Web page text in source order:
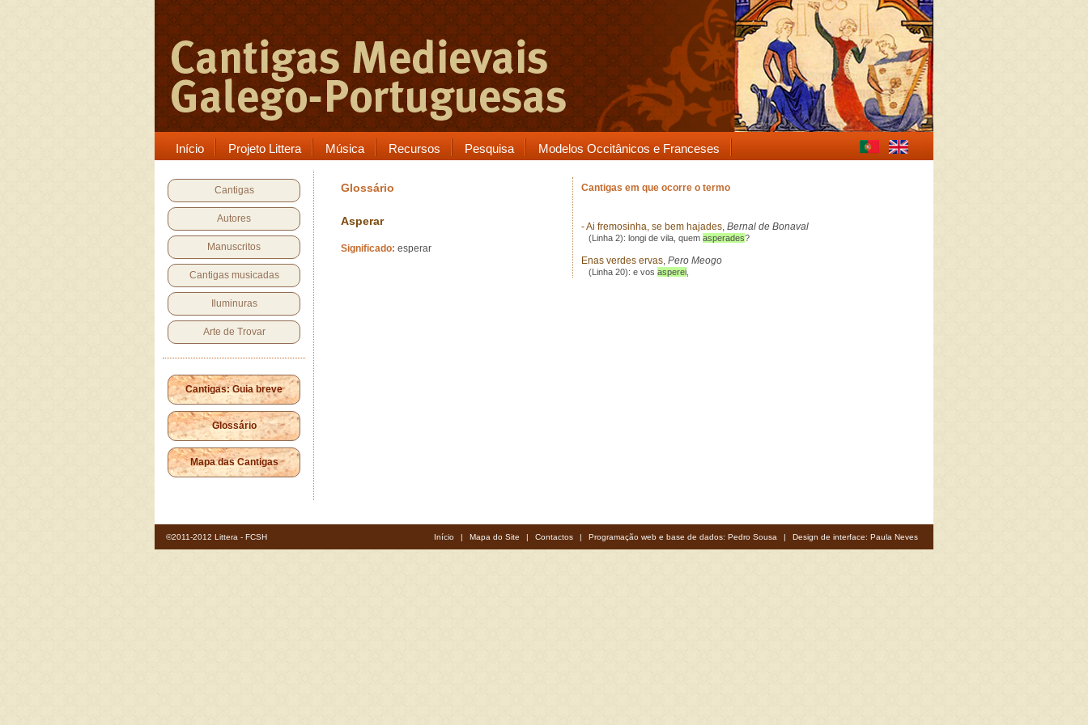
Início Projeto Littera Música Recursos Pesquisa Modelos Occitânicos e Franceses
Cantigas
Autores
Manuscritos
Cantigas musicadas
Iluminuras
Arte de Trovar
Cantigas: Guia breve
Glossário
Mapa das Cantigas
Glossário
Asperar
Significado: esperar
Cantigas em que ocorre o termo
- Ai fremosinha, se bem hajades, Bernal de Bonaval
(Linha 2): longi de vila, quem asperades?
Enas verdes ervas, Pero Meogo
(Linha 20): e vos asperei
©2011-2012 Littera - FCSH Início | Mapa do Site | Contactos | Programação web e base de dados: Pedro Sousa | Design de interface: Paula Neves